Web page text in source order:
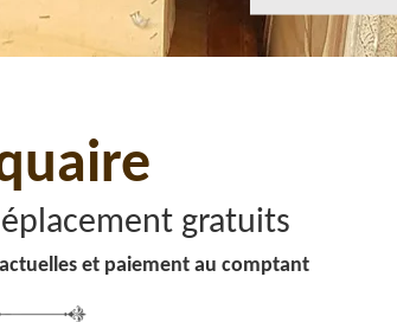
gratuits
et paiement au comptant